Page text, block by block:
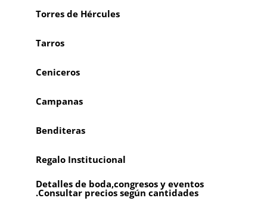
Torres de Hércules
Tarros
Ceniceros
Campanas
Benditeras
Regalo Institucional
Detalles de boda,congresos y eventos
.Consultar precios según cantidades